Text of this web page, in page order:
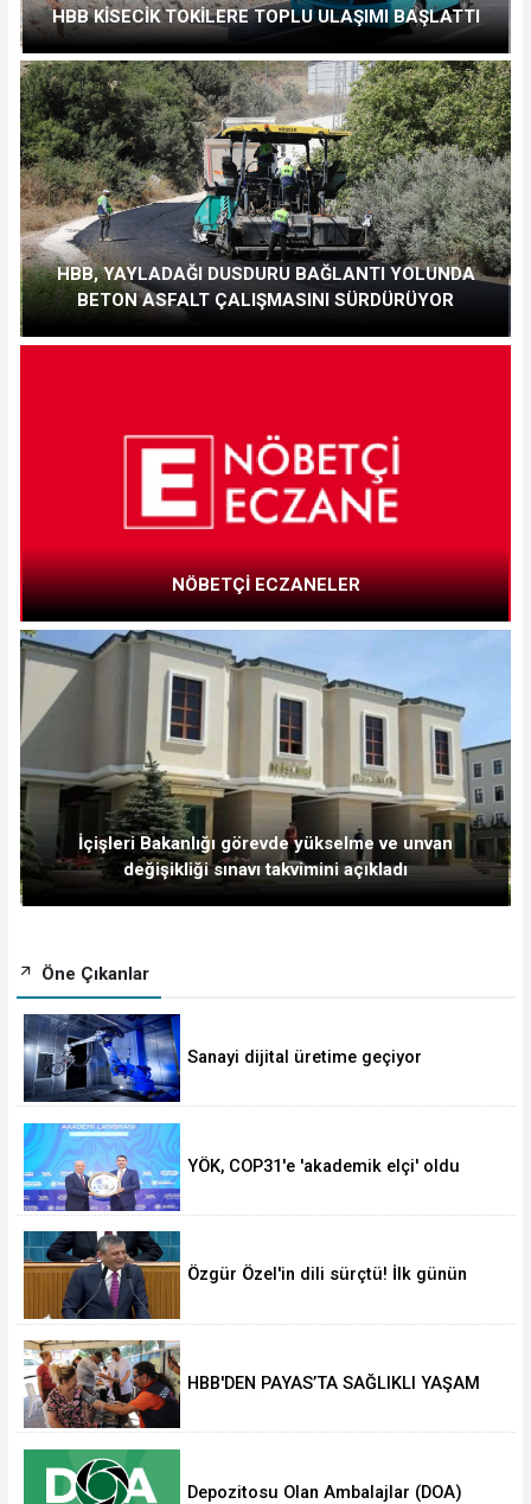
HBB KİSECİK TOKİLERE TOPLU ULAŞIMI BAŞLATTI
HBB, YAYLADAĞI DUSDURU BAĞLANTI YOLUNDA
BETON ASFALT ÇALIŞMASINI SÜRDÜRÜYOR
NÖBETÇİ ECZANELER
İçişleri Bakanlığı görevde yükselme ve unvan
değişikliği sınavı takvimini açıkladı
Öne Çıkanlar
Sanayi dijital üretime geçiyor
YÖK, COP31'e 'akademik elçi' oldu
Özgür Özel'in dili sürçtü! İlk günün
HBB'DEN PAYAS’TA SAĞLIKLI YAŞAM
Depozitosu Olan Ambalajlar (DOA)